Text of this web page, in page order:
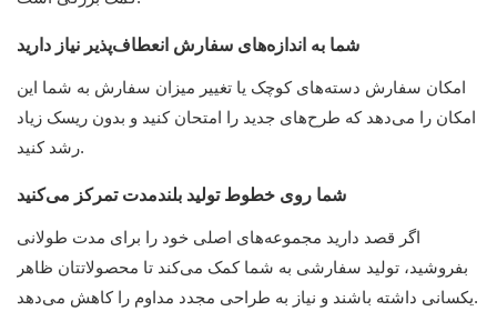
شما به اندازه‌های سفارش انعطاف‌پذیر نیاز دارید
امکان سفارش دسته‌های کوچک یا تغییر میزان سفارش به شما این
امکان را می‌دهد که طرح‌های جدید را امتحان کنید و بدون ریسک زیاد
رشد کنید.
شما روی خطوط تولید بلندمدت تمرکز می‌کنید
اگر قصد دارید مجموعه‌های اصلی خود را برای مدت طولانی
بفروشید، تولید سفارشی به شما کمک می‌کند تا محصولاتتان ظاهر
یکسانی داشته باشند و نیاز به طراحی مجدد مداوم را کاهش می‌دهد.